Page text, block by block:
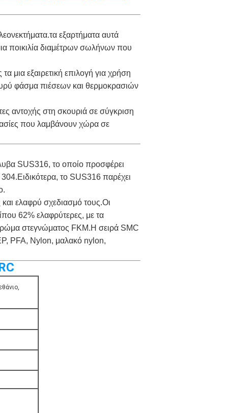
εξαρτήματα αυτά
ποικιλία διαμέτρων σωλήνων που
μια εξαιρετική επιλογή για χρήση
φάσμα πιέσεων και θερμοκρασιών
αντοχής στη σκουριά σε σύγκριση
που λαμβάνουν χώρα σε
SUS316, το οποίο προσφέρει
το SUS316 παρέχει
ελαφρύ σχεδιασμό τους.Οι
62% ελαφρύτερες, με τα
στεγνώματος FKM.Η σειρά SMC
PFA, Nylon, μαλακό nylon,